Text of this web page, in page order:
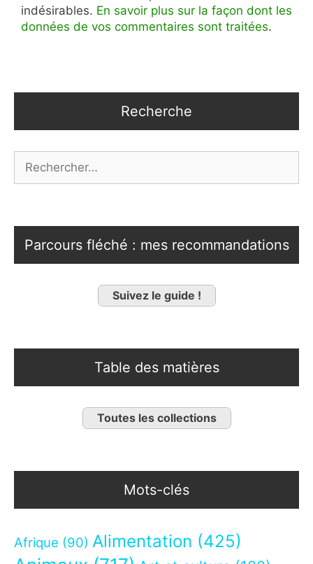
indésirables. En savoir plus sur la façon dont les
données de vos commentaires sont traitées.
Recherche
Parcours fléché : mes recommandations
Suivez le guide !
Table des matières
Toutes les collections
Mots-clés
Afrique (90) Alimentation (425)